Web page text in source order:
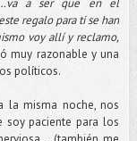
a ser que en el
regalo para ti se han
voy allí y reclamo,
muy razonable y una
políticos.
la misma noche, nos
soy paciente para los